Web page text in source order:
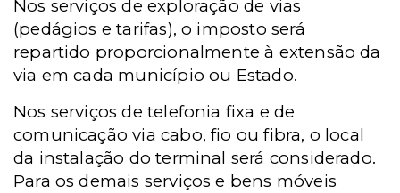
Nos serviços de exploração de vias
(pedágios e tarifas), o imposto será
repartido proporcionalmente à extensão da
via em cada município ou Estado.
Nos serviços de telefonia fixa e de
comunicação via cabo, fio ou fibra, o local
da instalação do terminal será considerado.
Para os demais serviços e bens móveis